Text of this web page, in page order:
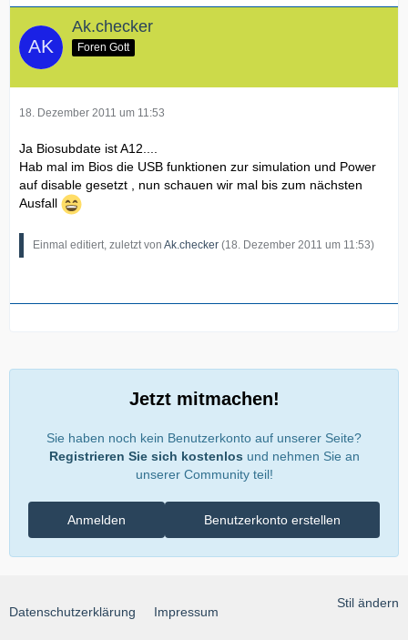
Ak.checker
Foren Gott
18. Dezember 2011 um 11:53
Ja Biosubdate ist A12....
Hab mal im Bios die USB funktionen zur simulation und Power
auf disable gesetzt , nun schauen wir mal bis zum nächsten
Ausfall
Einmal editiert, zuletzt von Ak.checker (18. Dezember 2011 um 11:53)
Jetzt mitmachen!
Sie haben noch kein Benutzerkonto auf unserer Seite?
Registrieren Sie sich kostenlos und nehmen Sie an
unserer Community teil!
Benutzerkonto erstellen
Anmelden
Stil ändern
Datenschutzerklärung Impressum